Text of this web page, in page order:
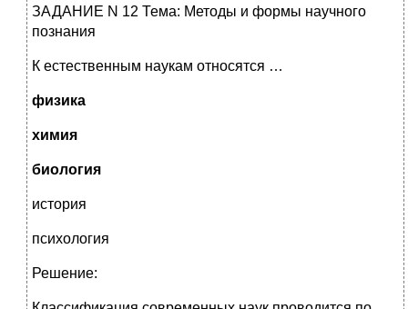
ЗАДАНИЕ N 12 Тема: Методы и формы научного
познания
К естественным наукам относятся …
физика
химия
биология
история
психология
Решение: